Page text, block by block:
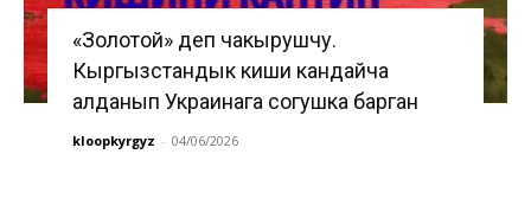
«Золотой» деп чакырушчу.
Кыргызстандык киши кандайча
алданып Украинага согушка барган
kloopkyrgyz - 04/06/2026